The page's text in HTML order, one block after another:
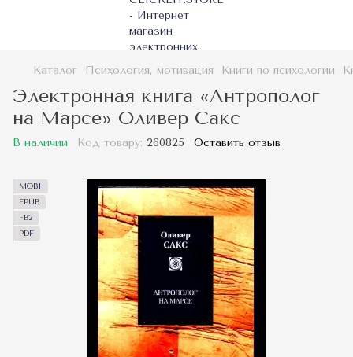
Каталог Психология, мотивация Книги по психологии
Электронная книга «Антрополог
на Марсе» Оливер Сакс
В наличии Код товару: 260825 Оставить отзыв
MOBI
EPUB
FB2
PDF